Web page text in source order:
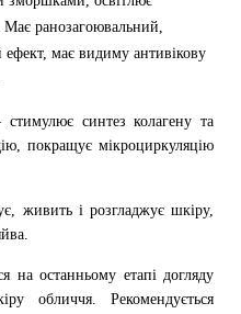
Має ранозагоювальний,
ефект, має видиму антивікову
стимулює синтез колагену та
покращує мікроциркуляцію
живить і розгладжує шкіру,
на останньому етапі догляду
обличчя. Рекомендується